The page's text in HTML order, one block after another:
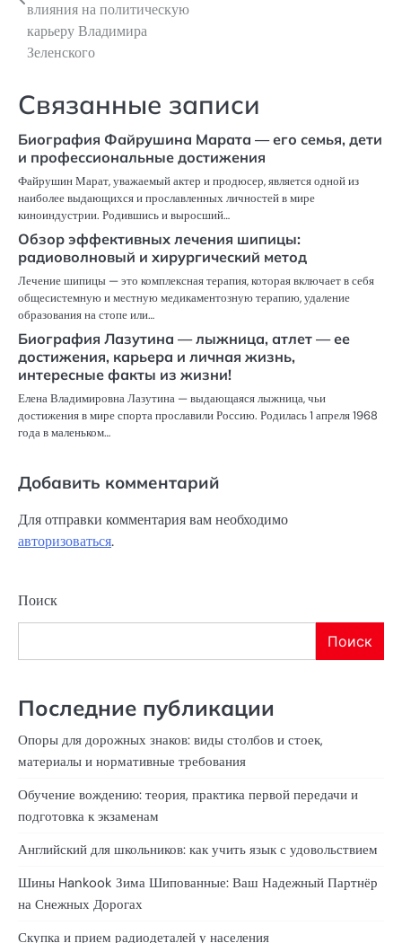
записям
влияния на политическую
карьеру Владимира
Зеленского
Связанные записи
Биография Файрушина Марата — его семья, дети
и профессиональные достижения
Файрушин Марат, уважаемый актер и продюсер, является одной из
наиболее выдающихся и прославленных личностей в мире
киноиндустрии. Родившись и выросший…
Обзор эффективных лечения шипицы:
радиоволновый и хирургический метод
Лечение шипицы — это комплексная терапия, которая включает в себя
общесистемную и местную медикаментозную терапию, удаление
образования на стопе или…
Биография Лазутина — лыжница, атлет — ее
достижения, карьера и личная жизнь,
интересные факты из жизни!
Елена Владимировна Лазутина — выдающаяся лыжница, чьи
достижения в мире спорта прославили Россию. Родилась 1 апреля 1968
года в маленьком…
Добавить комментарий
Для отправки комментария вам необходимо
авторизоваться.
Поиск
Поиск
Последние публикации
Опоры для дорожных знаков: виды столбов и стоек,
материалы и нормативные требования
Обучение вождению: теория, практика первой передачи и
подготовка к экзаменам
Английский для школьников: как учить язык с удовольствием
Шины Hankook Зима Шипованные: Ваш Надежный Партнёр
на Снежных Дорогах
Скупка и прием радиодеталей у населения